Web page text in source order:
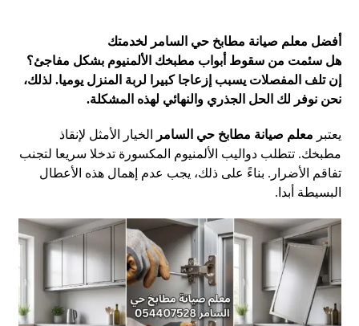
أفضل معلم صيانة مطابخ حي السامر لخدمتك
هل سئمت من سقوط أبواب مطبخك الألمنيوم بشكل مفاجئ؟
إن تلف المفصلات يسبب إزعاجا كبيرا لربة المنزل يوميا. لذلك،
نحن نوفر لك الحل الجذري والنهائي لهذه المشكلة.
يعتبر معلم صيانة مطابخ حي السامر
الخيار الأمثل لإنقاذ
مطبخك. تتطلب دواليب الألمنيوم المكسورة تدخلا سريعا لتجنب
تفاقم الأضرار. بناءً على ذلك، يجب عدم إهمال هذه الأعطال
البسيطة أبدا.